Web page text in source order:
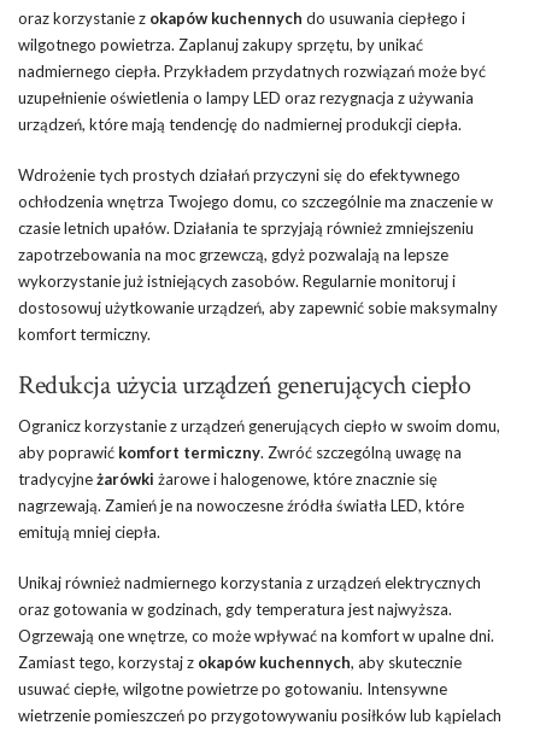
oraz korzystanie z okapów kuchennych do usuwania ciepłego i
wilgotnego powietrza. Zaplanuj zakupy sprzętu, by unikać
nadmiernego ciepła. Przykładem przydatnych rozwiązań może być
uzupełnienie oświetlenia o lampy LED oraz rezygnacja z używania
urządzeń, które mają tendencję do nadmiernej produkcji ciepła.
Wdrożenie tych prostych działań przyczyni się do efektywnego
ochłodzenia wnętrza Twojego domu, co szczególnie ma znaczenie w
czasie letnich upałów. Działania te sprzyjają również zmniejszeniu
zapotrzebowania na moc grzewczą, gdyż pozwalają na lepsze
wykorzystanie już istniejących zasobów. Regularnie monitoruj i
dostosowuj użytkowanie urządzeń, aby zapewnić sobie maksymalny
komfort termiczny.
Redukcja użycia urządzeń generujących ciepło
Ogranicz korzystanie z urządzeń generujących ciepło w swoim domu,
aby poprawić komfort termiczny. Zwróć szczególną uwagę na
tradycyjneżarówki żarowe i halogenowe, które znacznie się
nagrzewają. Zamień je na nowoczesne źródła światła LED, które
emitują mniej ciepła.
Unikaj również nadmiernego korzystania z urządzeń elektrycznych
oraz gotowania w godzinach, gdy temperatura jest najwyższa.
Ogrzewają one wnętrze, co może wpływać na komfort w upalne dni.
Zamiast tego, korzystaj z okapów kuchennych, aby skutecznie
usuwać ciepłe, wilgotne powietrze po gotowaniu. Intensywne
wietrzenie pomieszczeń po przygotowywaniu posiłków lub kąpielach